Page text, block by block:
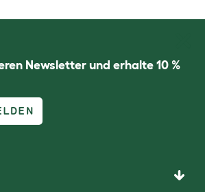
Newsletter und erhalte 10 %